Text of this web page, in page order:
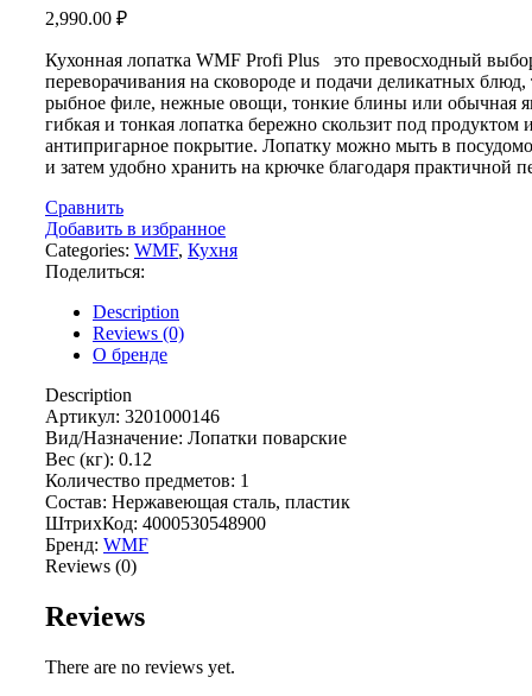
2,990.00 ₽
Кухонная лопатка WMF Profi Plus это превосходный
переворачивания на сковороде и подачи деликатных блюд,
рыбное филе, нежные овощи, тонкие блины или обычная
гибкая и тонкая лопатка бережно скользит под продуктом
антипригарное покрытие. Лопатку можно мыть в
и затем удобно хранить на крючке благодаря практичной
Сравнить
Добавить в избранное
Categories: WMF, Кухня
Поделиться:
Description
Reviews (0)
О бренде
Description
Артикул: 3201000146
Вид/Назначение: Лопатки поварские
Вес (кг): 0.12
Количество предметов: 1
Состав: Нержавеющая сталь, пластик
ШтрихКод: 4000530548900
Бренд: WMF
Reviews (0)
Reviews
There are no reviews yet.